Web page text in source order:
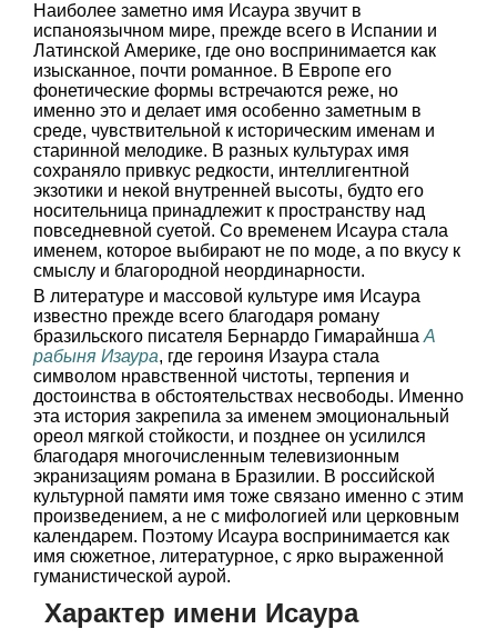
Наиболее заметно имя Исаура звучит в
испаноязычном мире, прежде всего в Испании и
Латинской Америке, где оно воспринимается как
изысканное, почти романное. В Европе его
фонетические формы встречаются реже, но
именно это и делает имя особенно заметным в
среде, чувствительной к историческим именам и
старинной мелодике. В разных культурах имя
сохраняло привкус редкости, интеллигентной
экзотики и некой внутренней высоты, будто его
носительница принадлежит к пространству над
повседневной суетой. Со временем Исаура стала
именем, которое выбирают не по моде, а по вкусу к
смыслу и благородной неординарности.
В литературе и массовой культуре имя Исаура
известно прежде всего благодаря роману
бразильского писателя Бернардо Гимарайнша А
рабыня Изаура, где героиня Изаура стала
символом нравственной чистоты, терпения и
достоинства в обстоятельствах несвободы. Именно
эта история закрепила за именем эмоциональный
ореол мягкой стойкости, и позднее он усилился
благодаря многочисленным телевизионным
экранизациям романа в Бразилии. В российской
культурной памяти имя тоже связано именно с этим
произведением, а не с мифологией или церковным
календарем. Поэтому Исаура воспринимается как
имя сюжетное, литературное, с ярко выраженной
гуманистической аурой.
Характер имени Исаура